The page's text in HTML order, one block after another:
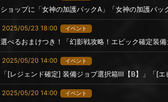
ショップに「女神の加護パックA」「女神の加護パッ
2025/05/23 18:00 イベント
選べるおまけつき！「幻影戦攻略！エピック確定装
2025/05/20 14:00 イベント
「[レジェンド確定] 装備ジョブ選択箱III【B】」「[
2025/05/20 14:00 イベント